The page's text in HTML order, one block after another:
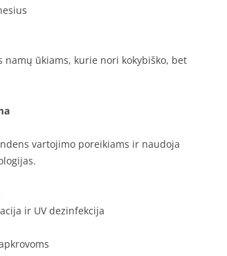
namų ūkiams, kurie nori kokybiško, bet
vartojimo poreikiams ir naudoja
ir UV dezinfekcija